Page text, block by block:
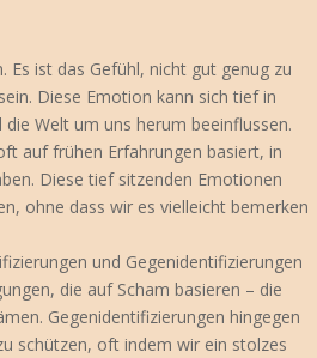
Es ist das Gefühl, nicht gut genug zu
Diese Emotion kann sich tief in
Welt um uns herum beeinflussen.
auf frühen Erfahrungen basiert, in
Diese tief sitzenden Emotionen
ohne dass wir es vielleicht bemerken
und Gegenidentifizierungen
die auf Scham basieren – die
Gegenidentifizierungen hingegen
schützen, oft indem wir ein stolzes